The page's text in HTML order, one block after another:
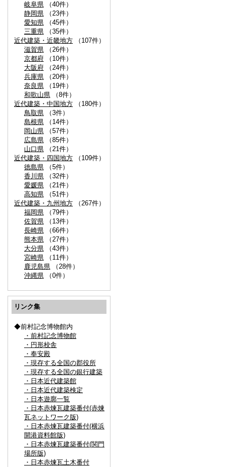
岐阜県 （40件）
静岡県 （23件）
愛知県 （45件）
三重県 （35件）
近代建築・近畿地方 （107件）
滋賀県 （26件）
京都府 （10件）
大阪府 （24件）
兵庫県 （20件）
奈良県 （19件）
和歌山県 （8件）
近代建築・中国地方 （180件）
鳥取県 （3件）
島根県 （14件）
岡山県 （57件）
広島県 （85件）
山口県 （21件）
近代建築・四国地方 （109件）
徳島県 （5件）
香川県 （32件）
愛媛県 （21件）
高知県 （51件）
近代建築・九州地方 （267件）
福岡県 （79件）
佐賀県 （13件）
長崎県 （66件）
熊本県 （27件）
大分県 （43件）
宮崎県 （11件）
鹿児島県 （28件）
沖縄県 （0件）
リンク集
◆前村記念博物館内
・前村記念博物館
・円形校舎
・奉安殿
・現存する全国の郡役所
・現存する全国の銀行建築
・日本近代建築館
・日本近代建築検定
・日本遊廓一覧
・日本赤煉瓦建築番付(赤煉
瓦ネットワーク版)
・日本赤煉瓦建築番付(横浜
開港資料館版)
・日本赤煉瓦建築番付(関門
場所版)
・日本赤煉瓦土木番付